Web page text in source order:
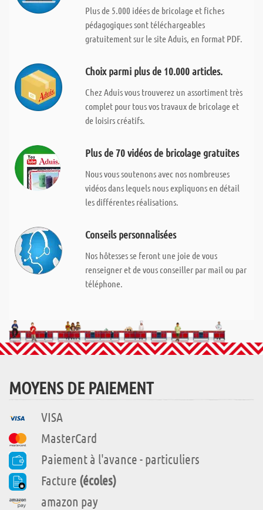
Plus de 5.000 idées de bricolage et fiches
pédagogiques sont téléchargeables
gratuitement sur le site Aduis, en format PDF.
Choix parmi plus de 10.000 articles.
Chez Aduis vous trouverez un assortiment très
complet pour tous vos travaux de bricolage et
de loisirs créatifs.
Plus de 70 vidéos de bricolage gratuites
Nous vous soutenons avec nos nombreuses
vidéos dans lequels nous expliquons en détail
les différentes réalisations.
Conseils personnalisées
Nos hôtesses se feront une joie de vous
renseigner et de vous conseiller par mail ou par
téléphone.
MOYENS DE PAIEMENT
VISA
MasterCard
Paiement à l'avance - particuliers
Facture (écoles)
amazon pay